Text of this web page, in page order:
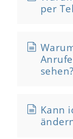
per
sehen?
Kann